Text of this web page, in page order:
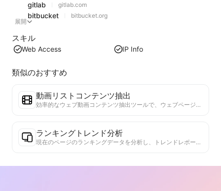
gitlab gitlab.com
bitbucket
bitbucket.org
展開
スキル
Web Access IP Info
類似のおすすめ
動画リストコンテンツ抽出
効率的なウェブ動画コンテンツ抽出ツールで、ウェブページを迅速にスキャンし、動画情報を構造化されたMarkdownテーブルに整理します。
ランキングトレンド分析
現在のページのランキングデータを分析し、トレンドレポートを生成します。人気のカテゴリ、急成長している製品タイプ、新興技術を特定します。最新の製品トレンドと市場動向を理解するための即時市場インサイトを提供します。